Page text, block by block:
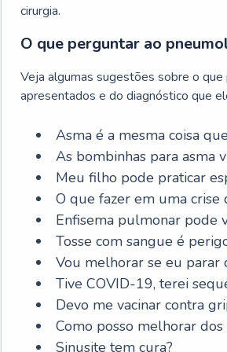
cirurgia.
O que perguntar ao
Veja algumas sugestões sobre o
apresentados e do diagnóstico que
Asma é a mesma coisa
As bombinhas para asma
Meu filho pode praticar
O que fazer em uma crise
Enfisema pulmonar pode
Tosse com sangue é
Vou melhorar se eu parar
Tive COVID-19, terei
Devo me vacinar contra
Como posso melhorar
Sinusite tem cura?